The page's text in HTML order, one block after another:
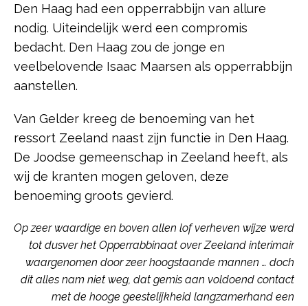
Den Haag had een opperrabbijn van allure
nodig. Uiteindelijk werd een compromis
bedacht. Den Haag zou de jonge en
veelbelovende Isaac Maarsen als opperrabbijn
aanstellen.
Van Gelder kreeg de benoeming van het
ressort Zeeland naast zijn functie in Den Haag.
De Joodse gemeenschap in Zeeland heeft, als
wij de kranten mogen geloven, deze
benoeming groots gevierd.
Op zeer waardige en boven allen lof verheven wijze werd
tot dusver het Opperrabbinaat over Zeeland interimair
waargenomen door zeer hoogstaande mannen … doch
dit alles nam niet weg, dat gemis aan voldoend contact
met de hooge geestelijkheid langzamerhand een